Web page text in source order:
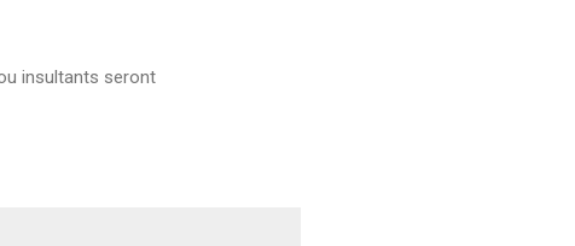
insultants seront